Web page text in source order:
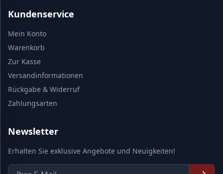
Kundenservice
Mein Konto
Warenkorb
Zur Kasse
Versandinformationen
Rückgabe & Widerruf
Zahlungsarten
Newsletter
Erhalten Sie exklusive Angebote und Neuigkeiten!